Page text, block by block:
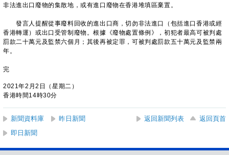
非法進出口廢物的集散地，或有進口廢物在香港堆填區棄置。
發言人提醒從事廢料回收的進出口商，切勿非法進口（包括進口香港或經
香港轉運）或出口受管制廢物。根據《廢物處置條例》，初犯者最高可被判處
罰款二十萬元及監禁六個月；其後再被定罪，可被判處罰款五十萬元及監禁兩
年。
完
2021年2月2日（星期二）
香港時間14時30分
新聞資料庫 昨日新聞 返回新聞列表
返回頁首
即日新聞